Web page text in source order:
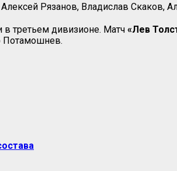
Алексей Рязанов, Владислав Скаков,
в третьем дивизионе. Матч «Лев
Потамошнев.